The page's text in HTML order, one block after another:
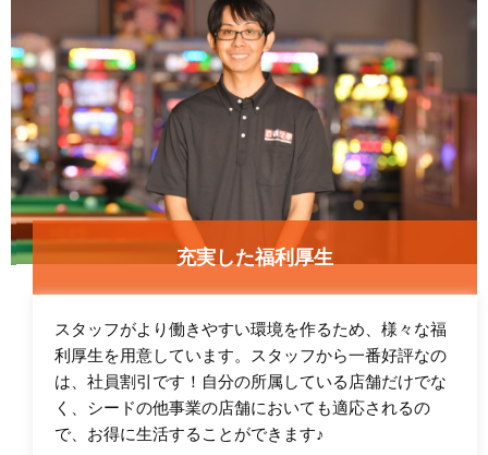
充実した福利厚生
スタッフがより働きやすい環境を作るため、様々な福
利厚生を用意しています。スタッフから一番好評なの
は、社員割引です！自分の所属している店舗だけでな
く、シードの他事業の店舗においても適応されるの
で、お得に生活することができます♪